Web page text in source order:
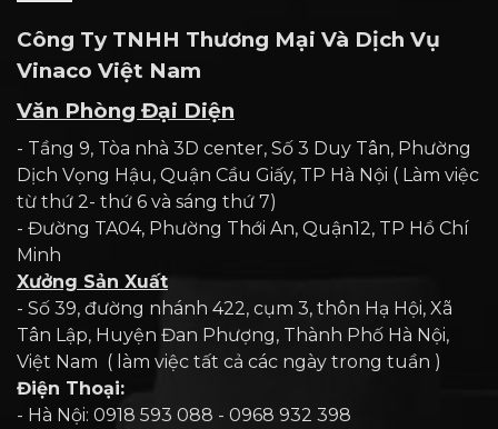
Công Ty TNHH Thương Mại Và Dịch Vụ
Vinaco Việt Nam
Văn Phòng Đại Diện
- Tầng 9, Tòa nhà 3D center, Số 3 Duy Tân, Phường
Dịch Vọng Hậu, Quận Cầu Giấy, TP Hà Nội ( Làm việc
từ thứ 2- thứ 6 và sáng thứ 7)
- Đường TA04, Phường Thới An, Quận12, TP Hồ Chí
Minh
Xưởng Sản Xuất
- Số 39, đường nhánh 422, cụm 3, thôn Hạ Hội, Xã
Tân Lập, Huyện Đan Phượng, Thành Phố Hà Nội,
Việt Nam ( làm việc tất cả các ngày trong tuần )
Điện Thoại:
- Hà Nội: 0918 593 088 - 0968 932 398